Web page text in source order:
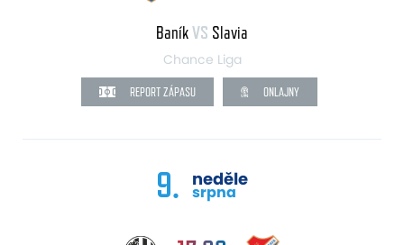
BaníkVS Slavia
Chance Liga
REPORT ZÁPASU ONLAJNY
9. neděle
srpna